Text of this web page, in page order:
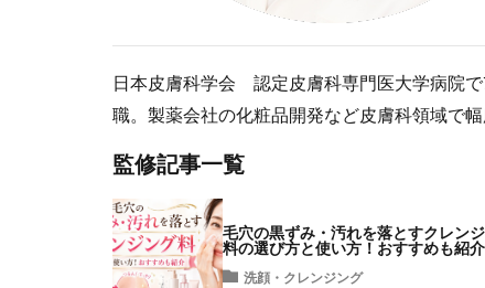
日本皮膚科学会 認定皮膚科専門医大学病院
職。製薬会社の化粧品開発など皮膚科領域で
監修記事一覧
毛穴の黒ずみ・汚れを落とすクレン
料の選び方と使い方！おすすめも紹介
洗顔・クレンジング